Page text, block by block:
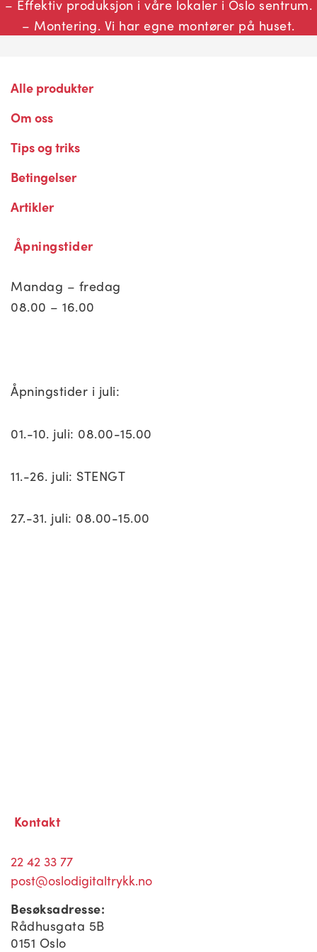
etter beskrivelse fra en kunde. Kunden kan bare
bruke filen til den aktuelle trykksaken, skiltet,
displaymateriale, nettsiden eller annet bruk som
avtales og vederlag bestemmes i hvert tilfelle. Filer
utleveres ikke til kunde uten at en slik avtale om
overføring av opphavsrett foreligger.
Personvernerklæring
– Effektiv produksjon i våre lokaler i Oslo sentrum.
– Montering. Vi har egne montører på huset.
Alle produkter
Om oss
Tips og triks
Betingelser
Artikler
Åpningstider
Mandag – fredag
08.00 – 16.00
Åpningstider i juli:
01.-10. juli: 08.00-15.00
11.-26. juli: STENGT
27.-31. juli: 08.00-15.00
Kontakt
22 42 33 77
post@oslodigitaltrykk.no
Besøksadresse:
Rådhusgata 5B
0151 Oslo